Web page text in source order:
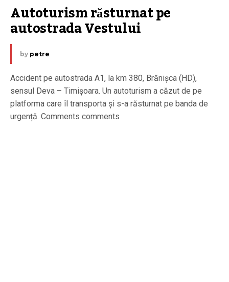
Autoturism răsturnat pe
autostrada Vestului
by petre
Accident pe autostrada A1, la km 380, Brănișca (HD),
sensul Deva – Timişoara. Un autoturism a căzut de pe
platforma care îl transporta și s-a răsturnat pe banda de
urgență. Comments comments